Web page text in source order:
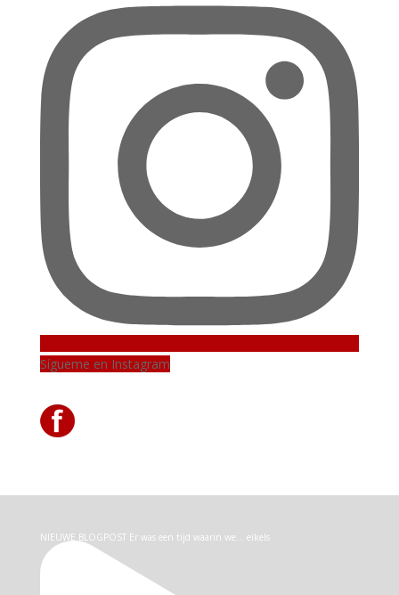
Sígueme en Instagram
NIEUWE BLOGPOST Er was een tijd waarin we… eikels